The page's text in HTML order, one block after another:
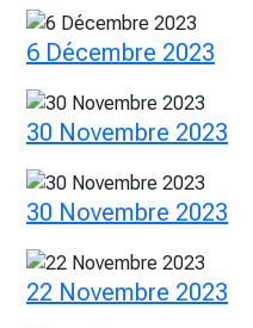
6 Décembre 2023
30 Novembre 2023
30 Novembre 2023
22 Novembre 2023